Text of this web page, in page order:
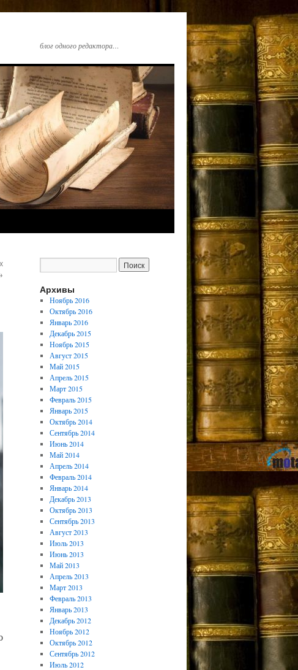
блог одного редактора…
Архивы
Ноябрь 2016
Октябрь 2016
Январь 2016
Декабрь 2015
Ноябрь 2015
Август 2015
Май 2015
Апрель 2015
Март 2015
Февраль 2015
Январь 2015
Октябрь 2014
Сентябрь 2014
Июнь 2014
Май 2014
Апрель 2014
Февраль 2014
Январь 2014
Декабрь 2013
Октябрь 2013
Сентябрь 2013
Август 2013
Июль 2013
Июнь 2013
Май 2013
Апрель 2013
Март 2013
Февраль 2013
Январь 2013
Декабрь 2012
Ноябрь 2012
Октябрь 2012
Сентябрь 2012
Июль 2012